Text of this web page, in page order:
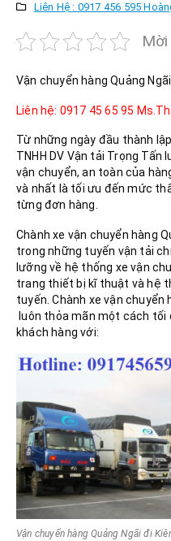
Liên Hệ : 0917 456 595
Vận chuyển hàng Quảng
Liên hệ: 0917 45 65 95
Từ những ngày đầu thành
TNHH DV Vận tải Trọng
vận chuyển, an toàn của
và nhất là tối ưu đến mức
từng đơn hàng.
Chành xe vận chuyển hàng
trong những tuyến vận tải
lưỡng về hệ thống xe vận
trang thiết bị kĩ thuật và hệ
tuyến. Chành xe vận chuyển
luôn thỏa mãn một cách
khách hàng với:
Vận chuyển hàng Quảng Ngãi đi